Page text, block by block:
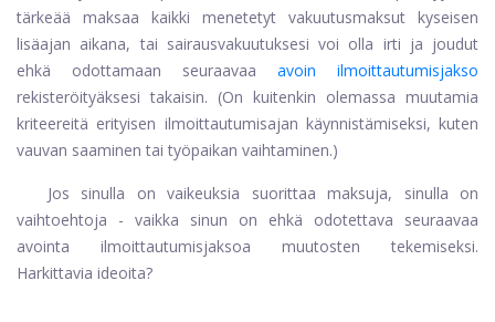
tärkeää maksaa kaikki menetetyt vakuutusmaksut kyseisen
lisäajan aikana, tai sairausvakuutuksesi voi olla irti ja joudut
ehkä odottamaan seuraavaa
avoin ilmoittautumisjakso
rekisteröityäksesi takaisin. (On kuitenkin olemassa muutamia
kriteereitä erityisen ilmoittautumisajan käynnistämiseksi, kuten
vauvan saaminen tai työpaikan vaihtaminen.)
Jos sinulla on vaikeuksia suorittaa maksuja, sinulla on
vaihtoehtoja - vaikka sinun on ehkä odotettava seuraavaa
avointa ilmoittautumisjaksoa muutosten tekemiseksi.
Harkittavia ideoita?